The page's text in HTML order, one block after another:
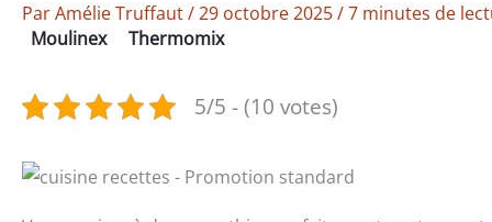
ParAmélie Truffaut/29 octobre 2025/7 minutes de
Moulinex
Thermomix
5/5 - (10 votes)